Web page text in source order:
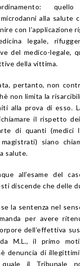
alla salute
con l’applicazione
legale,
del medico-legale,
della vittima.
pertanto, non
non limita la
alla prova di esso.
il rispetto
di quanti (medici
magistrati) siano
salute.
all’esame del
discende che delle
la sentenza nel
per avere
dell’effettiva
M.L., il primo
denuncia di
il Tribunale